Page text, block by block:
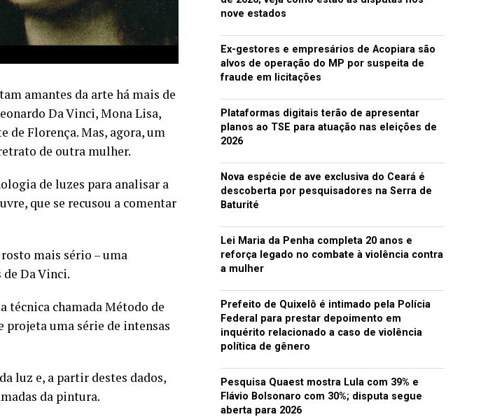
amantes da arte há mais de
Da Vinci, Mona Lisa,
de Florença. Mas, agora, um
de outra mulher.
de luzes para analisar a
que se recusou a comentar
mais sério – uma
Da Vinci.
técnica chamada Método de
projeta uma série de intensas
luz e, a partir destes dados,
da pintura.
nove estados
Ex-gestores e empresários de Acopiara são
alvos de operação do MP por suspeita de
fraude em licitações
Plataformas digitais terão de apresentar
planos ao TSE para atuação nas eleições de
2026
Nova espécie de ave exclusiva do Ceará é
descoberta por pesquisadores na Serra de
Baturité
Lei Maria da Penha completa 20 anos e
reforça legado no combate à violência contra
a mulher
Prefeito de Quixelô é intimado pela Polícia
Federal para prestar depoimento em
inquérito relacionado a caso de violência
política de gênero
Pesquisa Quaest mostra Lula com 39% e
Flávio Bolsonaro com 30%; disputa segue
aberta para 2026